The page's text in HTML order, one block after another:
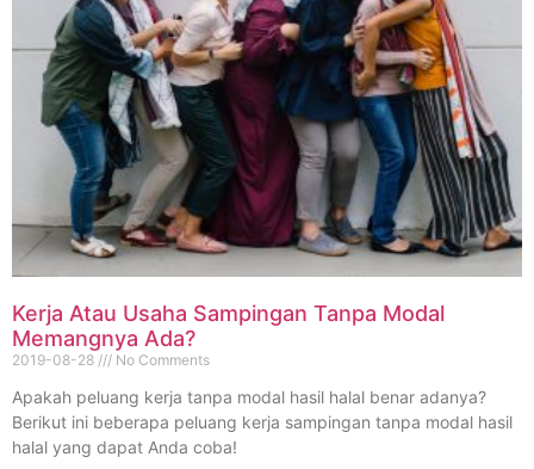
Kerja Atau Usaha Sampingan Tanpa Modal
Memangnya Ada?
2019-08-28 No Comments
Apakah peluang kerja tanpa modal hasil halal benar adanya?
Berikut ini beberapa peluang kerja sampingan tanpa modal hasil
halal yang dapat Anda coba!